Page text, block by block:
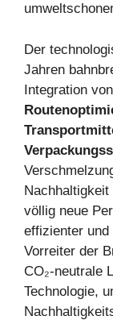
Der
Jahren
Integration von
völlig neue
effizienter
Vorreiter der
CO₂-neutrale
Technologie,